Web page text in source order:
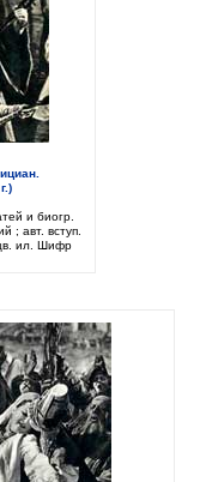
и биогр.
; авт. вступ.
ил. Шифр